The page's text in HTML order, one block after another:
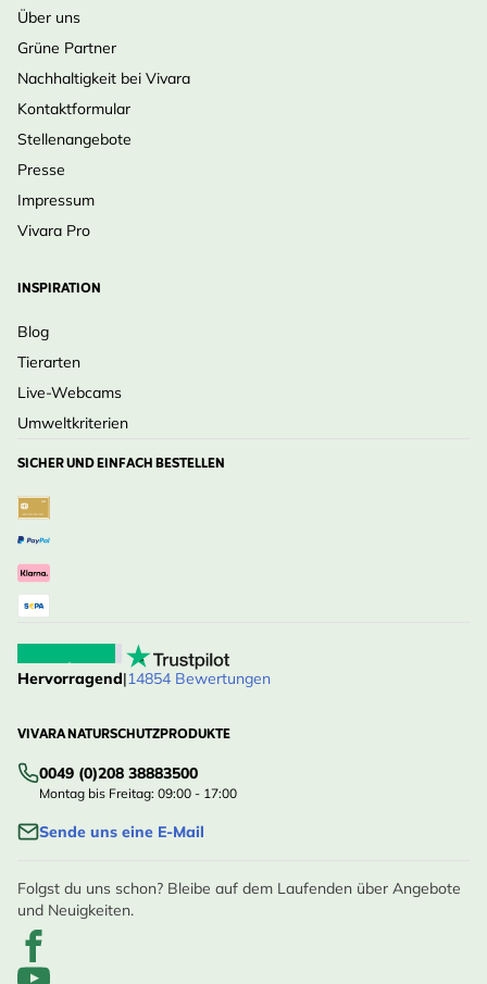
Über uns
Grüne Partner
Nachhaltigkeit bei Vivara
Kontaktformular
Stellenangebote
Presse
Impressum
Vivara Pro
INSPIRATION
Blog
Tierarten
Live-Webcams
Umweltkriterien
SICHER UND EINFACH BESTELLEN
Hervorragend|14854 Bewertungen
VIVARA NATURSCHUTZPRODUKTE
0049 (0)208 38883500
Montag bis Freitag: 09:00 - 17:00
Sende uns eine E-Mail
Folgst du uns schon? Bleibe auf dem Laufenden über Angebote
und Neuigkeiten.